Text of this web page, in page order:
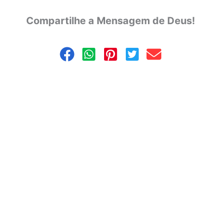
Compartilhe a Mensagem de Deus!